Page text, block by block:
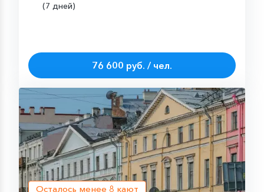
(7 дней)
76 600 руб. / чел.
Осталось менее 8 кают